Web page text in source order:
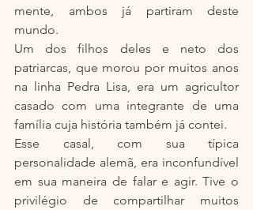
mente, ambos já partiram deste
mundo.
Um dos filhos deles e neto dos
patriarcas, que morou por muitos anos
na linha Pedra Lisa, era um agricultor
casado com uma integrante de uma
família cuja história também já contei.
Esse casal, com sua típica
personalidade alemã, era inconfundível
em sua maneira de falar e agir. Tive o
privilégio de compartilhar muitos